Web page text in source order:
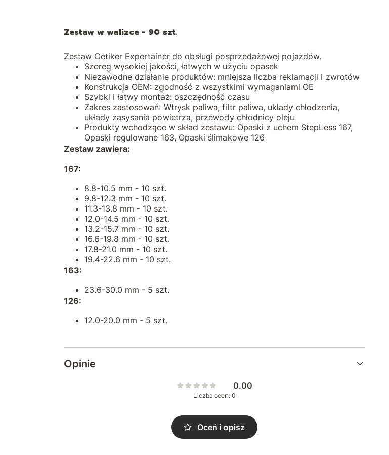
Zestaw w walizce - 90 szt.
Zestaw Oetiker Expertainer do obsługi posprzedażowej pojazdów.
Szereg wysokiej jakości, łatwych w użyciu opasek
Niezawodne działanie produktów: mniejsza liczba reklamacji i zwrotów
Konstrukcja OEM: zgodność z wszystkimi wymaganiami OE
Szybki i łatwy montaż: oszczędność czasu
Zakres zastosowań: Wtrysk paliwa, filtr paliwa, układy chłodzenia,
układy zasysania powietrza, przewody chłodnicy oleju
Produkty wchodzące w skład zestawu: Opaski z uchem StepLess 167,
Opaski regulowane 163, Opaski ślimakowe 126
Zestaw zawiera:
167:
8.8-10.5 mm - 10 szt.
9.8-12.3 mm - 10 szt.
11.3-13.8 mm - 10 szt.
12.0-14.5 mm - 10 szt.
13.2-15.7 mm - 10 szt.
16.6-19.8 mm - 10 szt.
17.8-21.0 mm - 10 szt.
19.4-22.6 mm - 10 szt.
163:
23.6-30.0 mm - 5 szt.
126:
12.0-20.0 mm - 5 szt.
Opinie
0.00
Liczba ocen: 0
Oceń i opisz